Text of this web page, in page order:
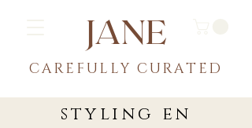
JANE
CAREFULLY CURATED
styling en